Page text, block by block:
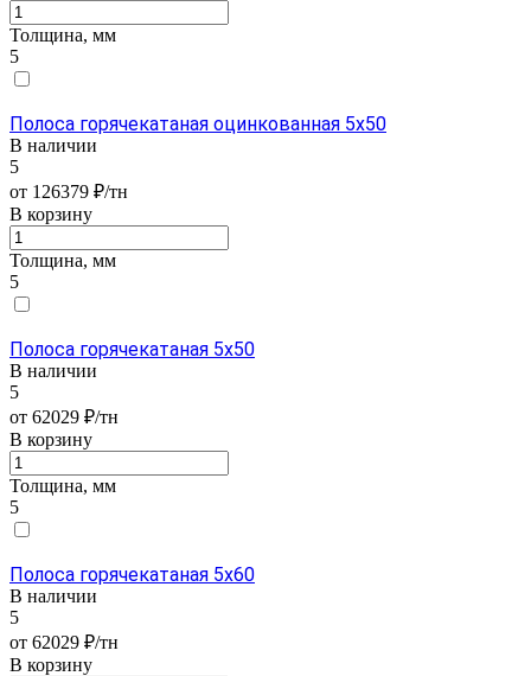
Толщина, мм
5
Полоса горячекатаная оцинкованная 5х50
В наличии
5
от 126379 ₽/тн
В корзину
Толщина, мм
5
Полоса горячекатаная 5х50
В наличии
5
от 62029 ₽/тн
В корзину
Толщина, мм
5
Полоса горячекатаная 5х60
В наличии
5
от 62029 ₽/тн
В корзину